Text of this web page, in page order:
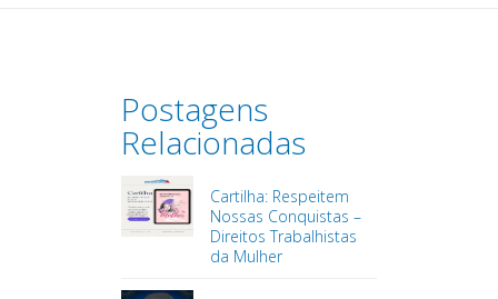
Postagens
Relacionadas
Cartilha: Respeitem
Nossas Conquistas –
Direitos Trabalhistas
da Mulher